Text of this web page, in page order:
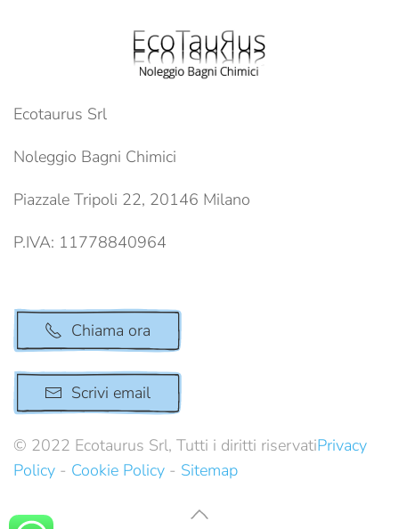
Ecotaurus Srl
Noleggio Bagni Chimici
Piazzale Tripoli 22, 20146 Milano
P.IVA: 11778840964
Chiama ora
Scrivi email
© 2022 Ecotaurus Srl, Tutti i diritti riservatiPrivacy
Policy - Cookie Policy - Sitemap